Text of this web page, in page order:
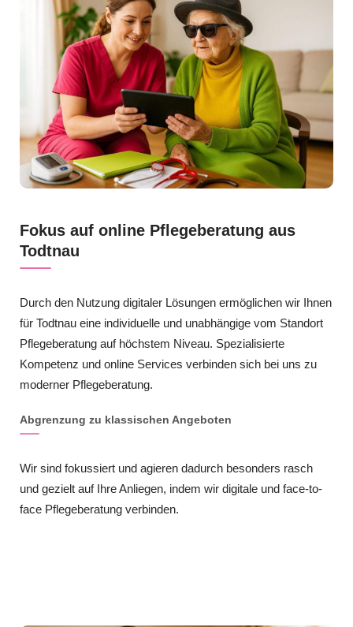
Fokus auf online Pflegeberatung aus
Todtnau
Durch den Nutzung digitaler Lösungen ermöglichen wir Ihnen
für Todtnau eine individuelle und unabhängige vom Standort
Pflegeberatung auf höchstem Niveau. Spezialisierte
Kompetenz und online Services verbinden sich bei uns zu
moderner Pflegeberatung.
Abgrenzung zu klassischen Angeboten
Wir sind fokussiert und agieren dadurch besonders rasch
und gezielt auf Ihre Anliegen, indem wir digitale und face-to-
face Pflegeberatung verbinden.